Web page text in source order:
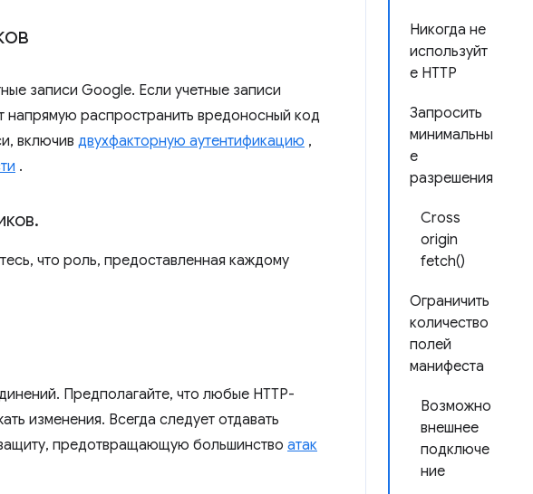
Никогда не
используйт
е HTTP
Запросить
минимальны
е
разрешения
Cross
origin
fetch()
Ограничить
количество
полей
манифеста
Возможно
внешнее
подключе
ние
записи Google. Если учетные записи
напрямую распространить вредоносный код
включив двухфакторную аутентификацию ,
.
.
что роль, предоставленная каждому
Предполагайте, что любые HTTP-
изменения. Всегда следует отдавать
предотвращающую большинство атак